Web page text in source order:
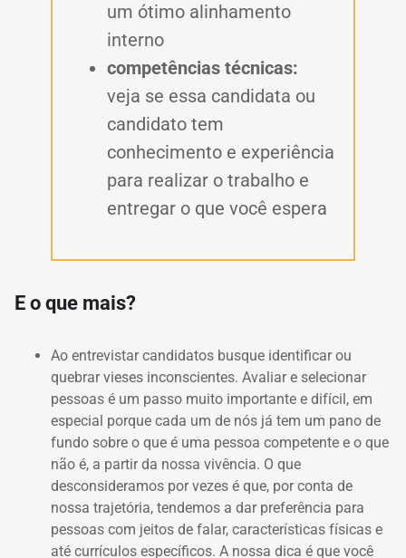
um ótimo alinhamento
interno
competências técnicas:
veja se essa candidata ou
candidato tem
conhecimento e experiência
para realizar o trabalho e
entregar o que você espera
E o que mais?
Ao entrevistar candidatos busque identificar ou
quebrar vieses inconscientes. Avaliar e selecionar
pessoas é um passo muito importante e difícil, em
especial porque cada um de nós já tem um pano de
fundo sobre o que é uma pessoa competente e o que
não é, a partir da nossa vivência. O que
desconsideramos por vezes é que, por conta de
nossa trajetória, tendemos a dar preferência para
pessoas com jeitos de falar, características físicas e
até currículos específicos. A nossa dica é que você